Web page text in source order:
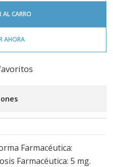
AL CARRO
AHORA
Farmacéutica:
Farmacéutica: 5 mg.